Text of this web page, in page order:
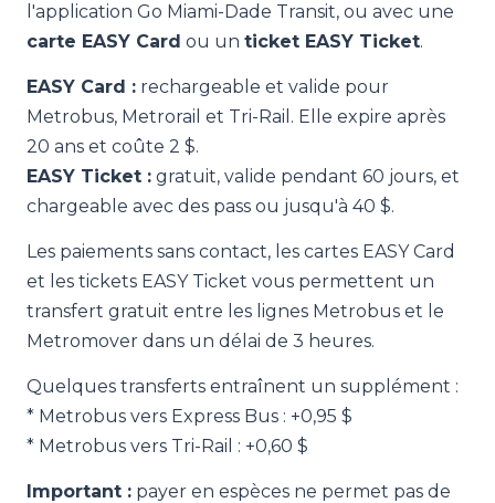
l'application Go Miami-Dade Transit, ou avec une
carte EASY Card ou un ticket EASY Ticket.
EASY Card : rechargeable et valide pour
Metrobus, Metrorail et Tri-Rail. Elle expire après
20 ans et coûte 2 $.
EASY Ticket : gratuit, valide pendant 60 jours, et
chargeable avec des pass ou jusqu'à 40 $.
Les paiements sans contact, les cartes EASY Card
et les tickets EASY Ticket vous permettent un
transfert gratuit entre les lignes Metrobus et le
Metromover dans un délai de 3 heures.
Quelques transferts entraînent un supplément :
* Metrobus vers Express Bus : +0,95 $
* Metrobus vers Tri-Rail : +0,60 $
Important : payer en espèces ne permet pas de